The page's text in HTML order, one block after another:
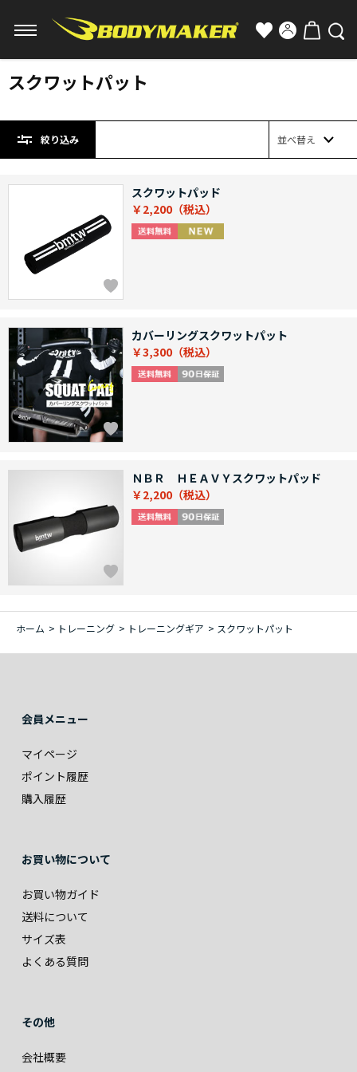
スクワットパット
絞り込み 並べ替え
スクワットパッド
￥2,200
カバーリングスクワットパット
￥3,300
ＮＢＲ ＨＥＡＶＹスクワットパッド
￥2,200
ホーム > トレーニング > トレーニングギア > スクワットパット
会員メニュー
マイページ
ポイント履歴
購入履歴
お買い物について
お買い物ガイド
送料について
サイズ表
よくある質問
その他
会社概要